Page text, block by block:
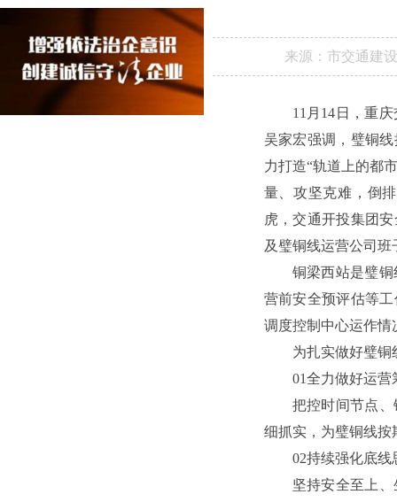
来源： 市交通建
11月14日，重
吴家宏强调，璧铜
力打造“轨道上的都
量、攻坚克难，倒
虎，交通开投集团
及璧铜线运营公司
铜梁西站是璧
营前安全预评估等
调度控制中心运作情
为扎实做好璧铜
01全力做好运营
把控时间节点
细抓实，为璧铜线按
02持续强化底线
坚持安全至上